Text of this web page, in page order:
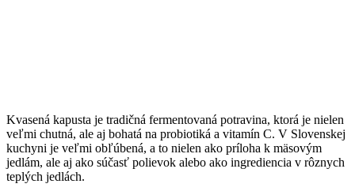
Kvasená kapusta je tradičná fermentovaná potravina, ktorá je nielen
veľmi chutná, ale aj bohatá na probiotiká a vitamín C. V Slovenskej
kuchyni je veľmi obľúbená, a to nielen ako príloha k mäsovým
jedlám, ale aj ako súčasť polievok alebo ako ingrediencia v rôznych
teplých jedlách.